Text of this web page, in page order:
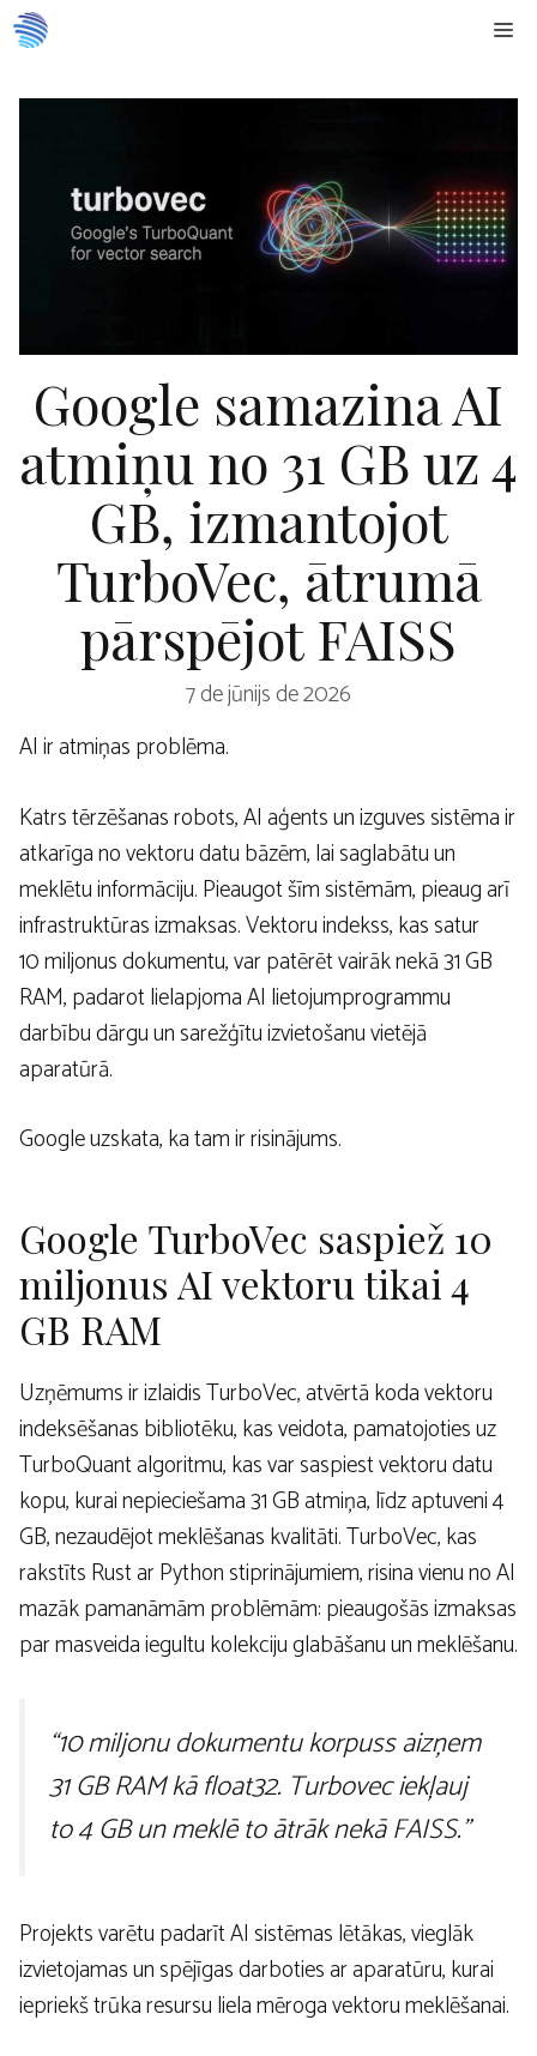
Doties
uz
Google samazina AI
atmiņu no 31 GB uz 4
GB, izmantojot
TurboVec, ātrumā
pārspējot FAISS
7 de jūnijs de 2026
AI ir atmiņas problēma.
Katrs tērzēšanas robots, AI aģents un izguves sistēma ir
atkarīga no vektoru datu bāzēm, lai saglabātu un
meklētu informāciju. Pieaugot šīm sistēmām, pieaug arī
infrastruktūras izmaksas. Vektoru indekss, kas satur
10 miljonus dokumentu, var patērēt vairāk nekā 31 GB
RAM, padarot lielapjoma AI lietojumprogrammu
darbību dārgu un sarežģītu izvietošanu vietējā
aparatūrā.
Google uzskata, ka tam ir risinājums.
Google TurboVec saspiež 10
miljonus AI vektoru tikai 4
GB RAM
Uzņēmums ir izlaidis TurboVec, atvērtā koda vektoru
indeksēšanas bibliotēku, kas veidota, pamatojoties uz
TurboQuant algoritmu, kas var saspiest vektoru datu
kopu, kurai nepieciešama 31 GB atmiņa, līdz aptuveni 4
GB, nezaudējot meklēšanas kvalitāti. TurboVec, kas
rakstīts Rust ar Python stiprinājumiem, risina vienu no AI
mazāk pamanāmām problēmām: pieaugošās izmaksas
par masveida iegultu kolekciju glabāšanu un meklēšanu.
“10 miljonu dokumentu korpuss aizņem
31 GB RAM kā float32. Turbovec iekļauj
to 4 GB un meklē to ātrāk nekā FAISS.”
Projekts varētu padarīt AI sistēmas lētākas, vieglāk
izvietojamas un spējīgas darboties ar aparatūru, kurai
iepriekš trūka resursu liela mēroga vektoru meklēšanai.